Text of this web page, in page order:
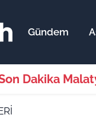
Gündem
Dakika